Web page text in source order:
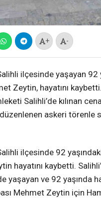
+ -
ilçesinde yaşayan 92
Zeytin, hayatını
Salihli’de kılınan
askeri törenle
ilçesinde 92
hayatını kaybetti.
yaşayan ve 92 yaşında
Mehmet Zeytin için